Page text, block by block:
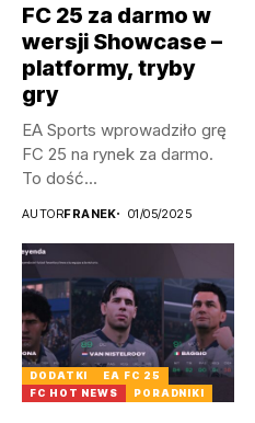
FC 25 za darmo w
wersji Showcase –
platformy, tryby
gry
EA Sports wprowadziło grę
FC 25 na rynek za darmo.
To dość...
AUTORFRANEK 01/05/2025
DODATKI
EA FC 25
FC HOT NEWS
PORADNIKI